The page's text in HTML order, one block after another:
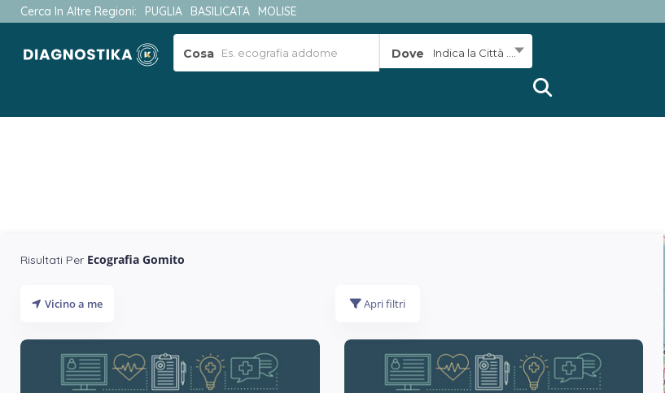
Cerca In Altre Regioni: PUGLIA BASILICATA MOLISE
Cosa Dove Indica la Città ....
Risultati Per Ecografia Gomito
Vicino a me Apri filtri